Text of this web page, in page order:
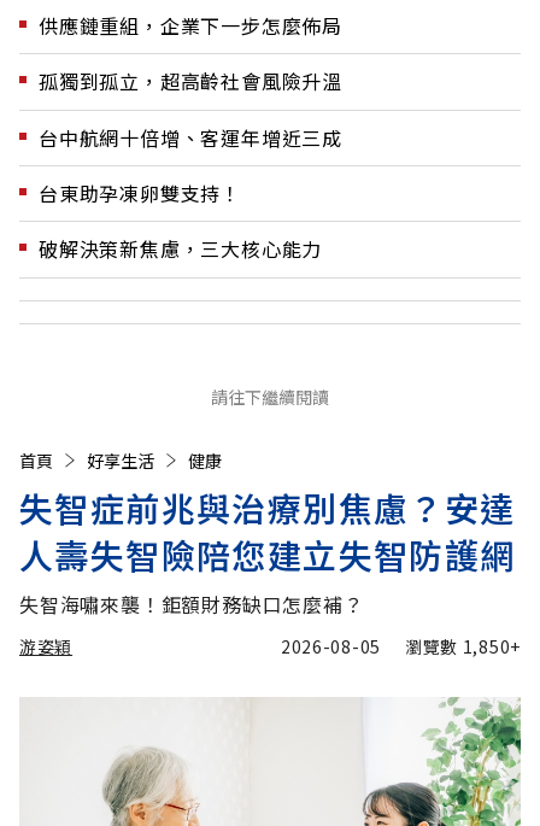
供應鏈重組，企業下一步怎麼佈局
孤獨到孤立，超高齡社會風險升溫
台中航網十倍增、客運年增近三成
台東助孕凍卵雙支持！
破解決策新焦慮，三大核心能力
請往下繼續閱讀
首頁 好享生活 健康
失智症前兆與治療別焦慮？安達
人壽失智險陪您建立失智防護網
失智海嘯來襲！鉅額財務缺口怎麼補？
游姿穎 2026-08-05 瀏覽數 1,850+